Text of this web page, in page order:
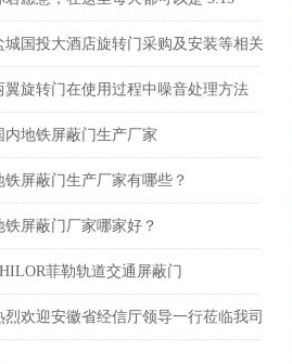
城国投大酒店旋转门采购及安装等相关
翼旋转门在使用过程中噪音处理方法
内地铁屏蔽门生产厂家
铁屏蔽门生产厂家有哪些？
铁屏蔽门厂家哪家好？
菲勒轨道交通屏蔽门
烈欢迎安徽省经信厅领导一行莅临我司